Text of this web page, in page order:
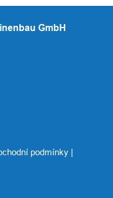
GmbH
podmínky |